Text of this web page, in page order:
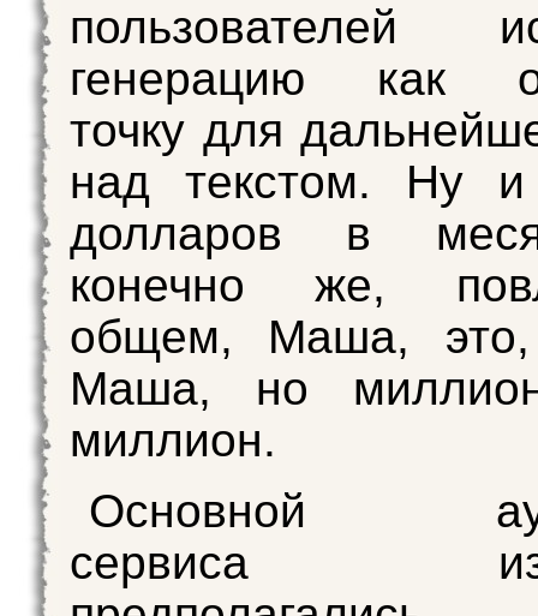
пользователей
генерацию как
точку для
над текстом. Ну
долларов в
конечно же,
общем, Маша, это,
Маша, но
миллион.
Основной
сервиса